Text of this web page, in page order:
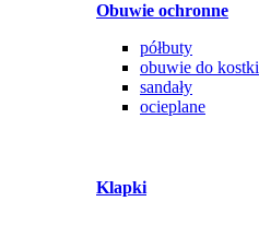
Obuwie ochronne
półbuty
obuwie do kostki
sandały
ocieplane
Klapki